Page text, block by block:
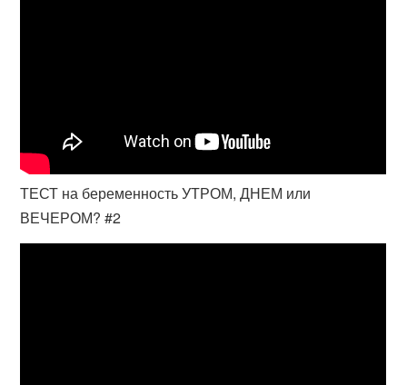
ТЕСТ на беременность УТРОМ, ДНЕМ или
ВЕЧЕРОМ? #2